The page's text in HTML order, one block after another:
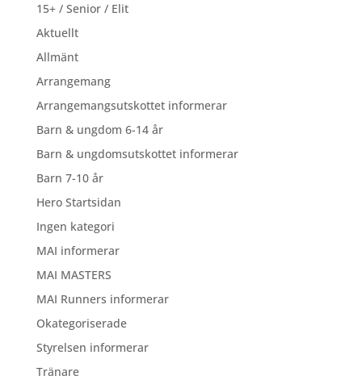
15+ / Senior / Elit
Aktuellt
Allmänt
Arrangemang
Arrangemangsutskottet informerar
Barn & ungdom 6-14 år
Barn & ungdomsutskottet informerar
Barn 7-10 år
Hero Startsidan
Ingen kategori
MAI informerar
MAI MASTERS
MAI Runners informerar
Okategoriserade
Styrelsen informerar
Tränare